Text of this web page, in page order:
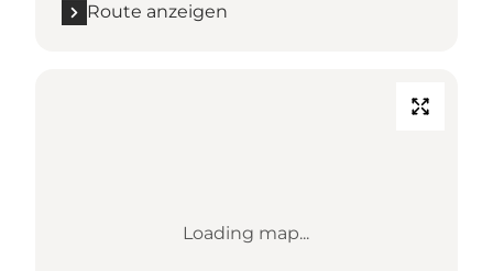
Route anzeigen
Loading map...